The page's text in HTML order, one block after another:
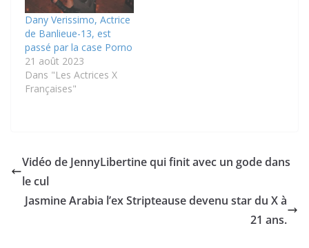
Dany Verissimo, Actrice
de Banlieue-13, est
passé par la case Porno
21 août 2023
Dans "Les Actrices X
Françaises"
Vidéo de JennyLibertine qui finit avec un gode dans
le cul
Jasmine Arabia l’ex Stripteause devenu star du X à
21 ans.